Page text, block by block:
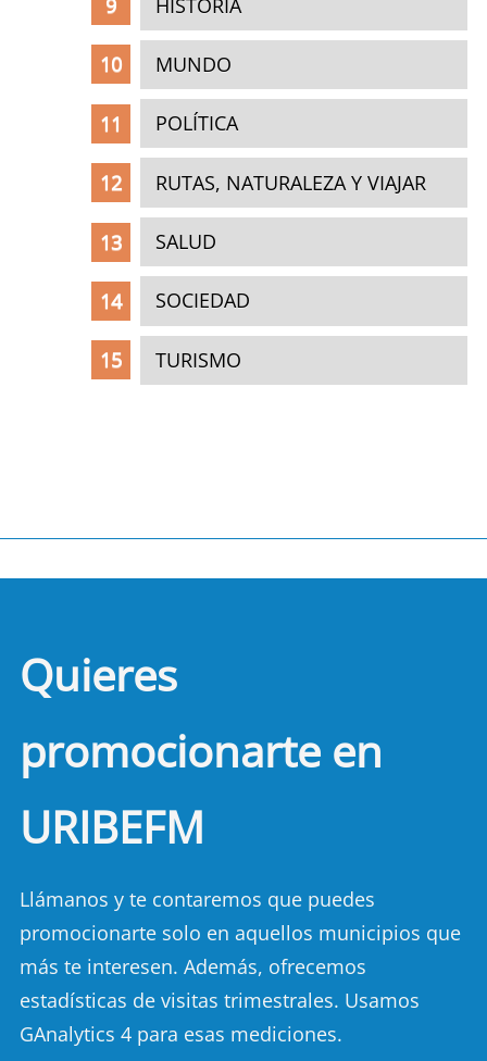
MUNDO
POLÍTICA
RUTAS, NATURALEZA Y VIAJAR
SALUD
SOCIEDAD
TURISMO
Quieres
promocionarte en
URIBEFM
Llámanos y te contaremos que puedes
promocionarte solo en aquellos municipios que
más te interesen. Además, ofrecemos
estadísticas de visitas trimestrales. Usamos
GAnalytics 4 para esas mediciones.